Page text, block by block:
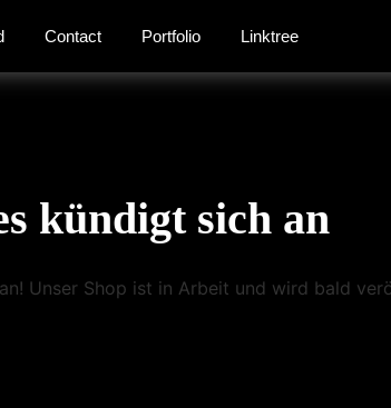
Contact Portfolio Linktree
kündigt sich an
Unser Shop ist in Arbeit und wird bald